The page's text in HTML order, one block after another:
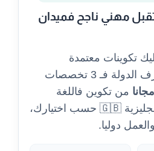
مهني ناجح فميدان
تكوينات معتمدة
ومعترف بها من طرف الدولة فـ 3 تخصصات
مجانا من تكوين فاللغة
الألمانية 🇩🇪 أو الإنجليزية 🇬🇧 حسب اختيارك،
دوليا.